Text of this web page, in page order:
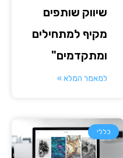
שיווק שותפים
מקיף למתחילים
ומתקדמים"
למאמר המלא »
כללי